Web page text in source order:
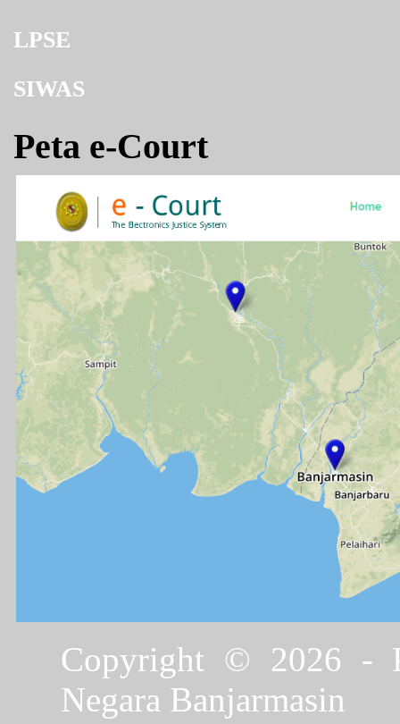
LPSE
SIWAS
Peta e-Court
Copyright © 2026 -
Negara Banjarmasin